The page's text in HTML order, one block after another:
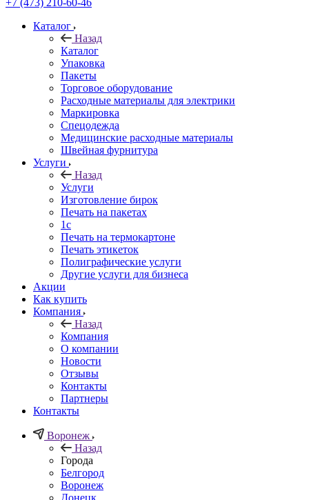
+7 (473) 210-60-46
Каталог
Назад
Каталог
Упаковка
Пакеты
Торговое оборудование
Расходные материалы для электрики
Маркировка
Спецодежда
Медицинские расходные материалы
Швейная фурнитура
Услуги
Назад
Услуги
Изготовление бирок
Печать на пакетах
1c
Печать на термокартоне
Печать этикеток
Полиграфические услуги
Другие услуги для бизнеса
Акции
Как купить
Компания
Назад
Компания
О компании
Новости
Отзывы
Контакты
Партнеры
Контакты
Воронеж
Назад
Города
Белгород
Воронеж
Донецк